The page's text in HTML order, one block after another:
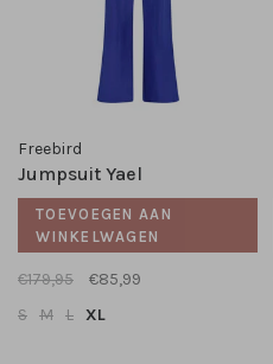
Freebird
Jumpsuit Yael
TOEVOEGEN AAN
WINKELWAGEN
€179,95
€85,99
S M L XL